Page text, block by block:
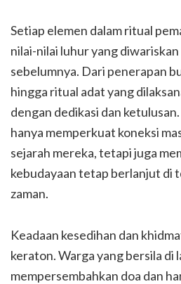
Setiap elemen dalam ritual
nilai-nilai luhur yang
sebelumnya. Dari penerapan
hingga ritual adat yang
dengan dedikasi dan
hanya memperkuat koneksi
sejarah mereka, tetapi juga
kebudayaan tetap berlanjut di
zaman.
Keadaan kesedihan dan
keraton. Warga yang bersila di
mempersembahkan doa dan